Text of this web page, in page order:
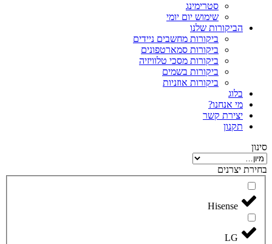
סטרימינג
שימוש יום יומי
הביקורות שלנו
ביקורות מחשבים ניידים
ביקורות סמארטפונים
ביקורות מסכי טלוויזיה
ביקורות בשמים
ביקורות אוזניות
בלוג
מי אנחנו?
יצירת קשר
תקנון
סינון
בחירת יצרנים
Hisense
LG